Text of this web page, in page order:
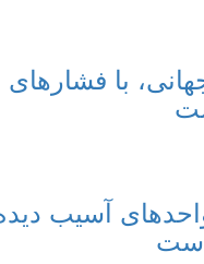
با فشارهای
آسیب دیده